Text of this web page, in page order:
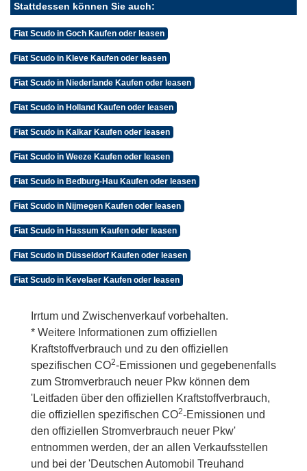
Stattdessen können Sie auch:
Fiat Scudo in Goch Kaufen oder leasen
Fiat Scudo in Kleve Kaufen oder leasen
Fiat Scudo in Niederlande Kaufen oder leasen
Fiat Scudo in Holland Kaufen oder leasen
Fiat Scudo in Kalkar Kaufen oder leasen
Fiat Scudo in Weeze Kaufen oder leasen
Fiat Scudo in Bedburg-Hau Kaufen oder leasen
Fiat Scudo in Nijmegen Kaufen oder leasen
Fiat Scudo in Hassum Kaufen oder leasen
Fiat Scudo in Düsseldorf Kaufen oder leasen
Fiat Scudo in Kevelaer Kaufen oder leasen
Irrtum und Zwischenverkauf vorbehalten.
* Weitere Informationen zum offiziellen
Kraftstoffverbrauch und zu den offiziellen
spezifischen CO2-Emissionen und gegebenenfalls
zum Stromverbrauch neuer Pkw können dem
'Leitfaden über den offiziellen Kraftstoffverbrauch,
die offiziellen spezifischen CO2-Emissionen und
den offiziellen Stromverbrauch neuer Pkw'
entnommen werden, der an allen Verkaufsstellen
und bei der 'Deutschen Automobil Treuhand